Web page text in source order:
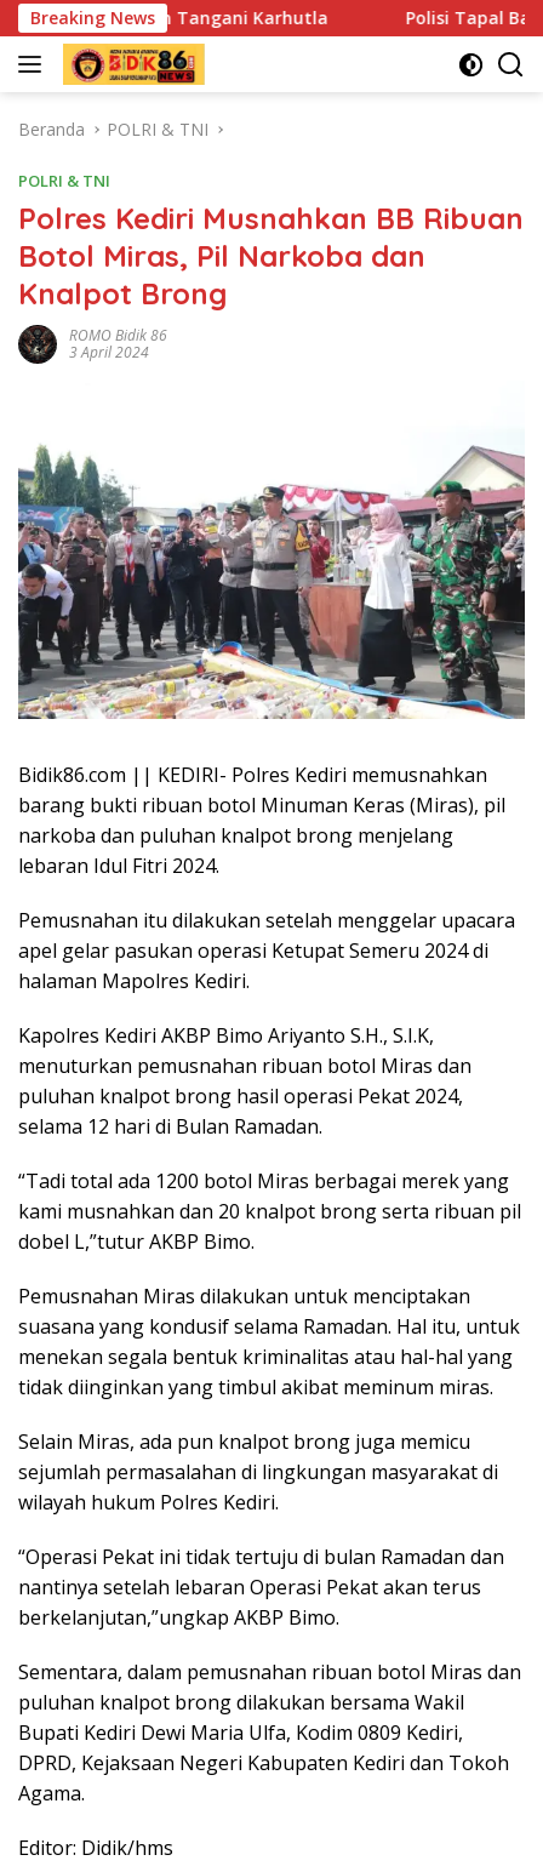
Langsung
ke
konten
Breaking News
Karhutla Polisi Tapal Batas dan Pedalaman
Beranda POLRI & TNI
POLRI & TNI
Polres Kediri Musnahkan BB Ribuan
Botol Miras, Pil Narkoba dan
Knalpot Brong
ROMO Bidik 86
3 April 2024
Bidik86.com || KEDIRI- Polres Kediri memusnahkan
barang bukti ribuan botol Minuman Keras (Miras), pil
narkoba dan puluhan knalpot brong menjelang
lebaran Idul Fitri 2024.
Pemusnahan itu dilakukan setelah menggelar upacara
apel gelar pasukan operasi Ketupat Semeru 2024 di
halaman Mapolres Kediri.
Kapolres Kediri AKBP Bimo Ariyanto S.H., S.I.K,
menuturkan pemusnahan ribuan botol Miras dan
puluhan knalpot brong hasil operasi Pekat 2024,
selama 12 hari di Bulan Ramadan.
“Tadi total ada 1200 botol Miras berbagai merek yang
kami musnahkan dan 20 knalpot brong serta ribuan pil
dobel L,”tutur AKBP Bimo.
Pemusnahan Miras dilakukan untuk menciptakan
suasana yang kondusif selama Ramadan. Hal itu, untuk
menekan segala bentuk kriminalitas atau hal-hal yang
tidak diinginkan yang timbul akibat meminum miras.
Selain Miras, ada pun knalpot brong juga memicu
sejumlah permasalahan di lingkungan masyarakat di
wilayah hukum Polres Kediri.
“Operasi Pekat ini tidak tertuju di bulan Ramadan dan
nantinya setelah lebaran Operasi Pekat akan terus
berkelanjutan,”ungkap AKBP Bimo.
Sementara, dalam pemusnahan ribuan botol Miras dan
puluhan knalpot brong dilakukan bersama Wakil
Bupati Kediri Dewi Maria Ulfa, Kodim 0809 Kediri,
DPRD, Kejaksaan Negeri Kabupaten Kediri dan Tokoh
Agama.
Editor: Didik/hms